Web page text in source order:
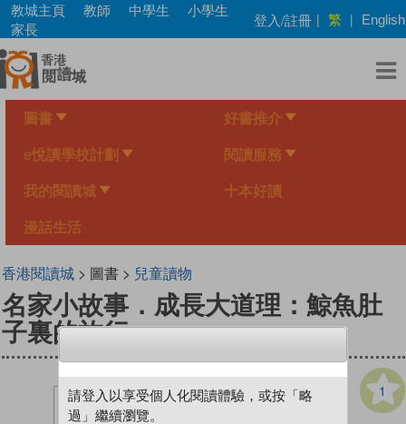
Skip
main
content
教城主頁 教師 中學生
小學生
家長
登入/註冊 | 繁 | English
圖書 好書推介
e悅讀學校計劃 閱讀服務
我的閱讀城 十本好讀
漫話生活
香港閱讀城> 圖書 > 兒童讀物
名家小故事．成長大道理：鯨魚肚
子裏的旅行
1
請登入以享受個人化閱讀體驗，或按「略
過」繼續瀏覽。